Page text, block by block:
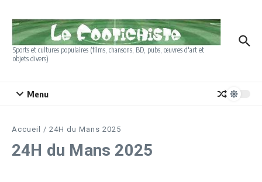
Sports et cultures populaires (films, chansons, BD, pubs, œuvres d'art et
objets divers)
Menu
Accueil / 24H du Mans 2025
24H du Mans 2025